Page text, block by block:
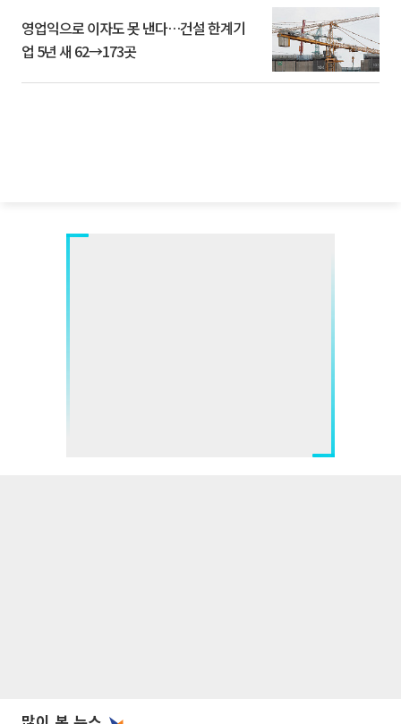
영업익으로 이자도 못 낸다…건설 한계기
업 5년 새 62→173곳